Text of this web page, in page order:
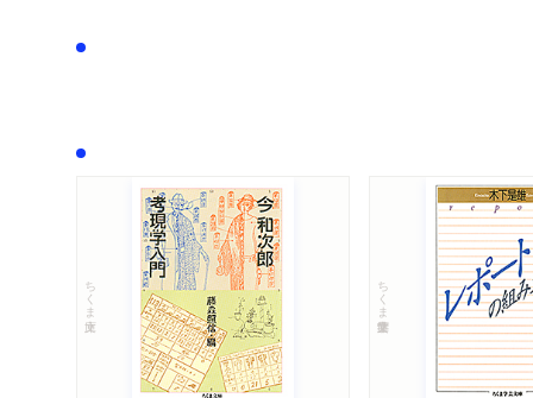
ちくま文庫 ちくま学芸文庫